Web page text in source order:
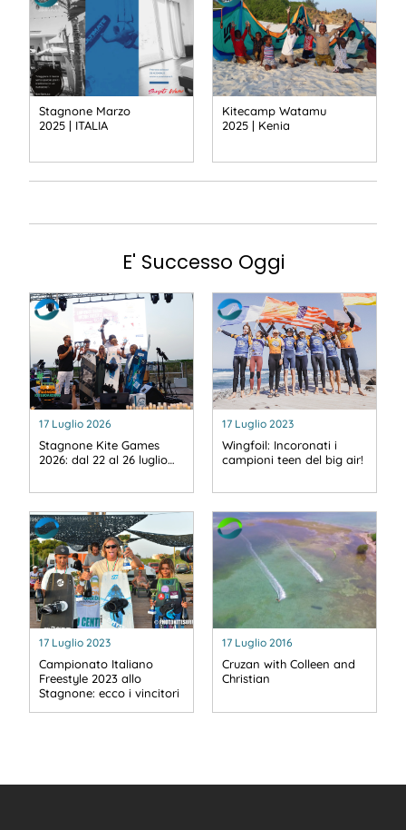
Stagnone Marzo
2025 | ITALIA
Kitecamp Watamu
2025 | Kenia
E' Successo Oggi
17 Luglio 2026
Stagnone Kite Games
2026: dal 22 al 26 luglio…
17 Luglio 2023
Wingfoil: Incoronati i
campioni teen del big air!
17 Luglio 2023
Campionato Italiano
Freestyle 2023 allo
Stagnone: ecco i vincitori
17 Luglio 2016
Cruzan with Colleen and
Christian